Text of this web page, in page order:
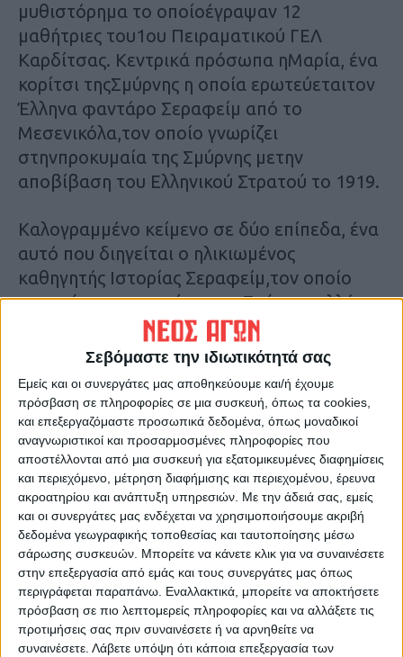
Σεβόμαστε την ιδιωτικότητά σας
Εμείς και οι συνεργάτες μας αποθηκεύουμε και/ή έχουμε
πρόσβαση σε πληροφορίες σε μια συσκευή, όπως τα cookies,
και επεξεργαζόμαστε προσωπικά δεδομένα, όπως μοναδικοί
αναγνωριστικοί και προσαρμοσμένες πληροφορίες που
αποστέλλονται από μια συσκευή για εξατομικευμένες διαφημίσεις
και περιεχόμενο, μέτρηση διαφήμισης και περιεχομένου, έρευνα
ακροατηρίου και ανάπτυξη υπηρεσιών. Με την άδειά σας, εμείς
και οι συνεργάτες μας ενδέχεται να χρησιμοποιήσουμε ακριβή
δεδομένα γεωγραφικής τοποθεσίας και ταυτοποίησης μέσω
σάρωσης συσκευών. Μπορείτε να κάνετε κλικ για να συναινέσετε
στην επεξεργασία από εμάς και τους συνεργάτες μας όπως
περιγράφεται παραπάνω. Εναλλακτικά, μπορείτε να αποκτήσετε
πρόσβαση σε πιο λεπτομερείς πληροφορίες και να αλλάξετε τις
προτιμήσεις σας πριν συναινέσετε ή να αρνηθείτε να
συναινέσετε. Λάβετε υπόψη ότι κάποια επεξεργασία των
μυθιστόρημα το οποίοέγραψαν 12
μαθήτριες του1ου Πειραματικού ΓΕΛ
Καρδίτσας. Κεντρικά πρόσωπα ηΜαρία, ένα
κορίτσι τηςΣμύρνης η οποία ερωτεύεταιτον
Έλληνα φαντάρο Σεραφείμ από το
Μεσενικόλα,τον οποίο γνωρίζει
στηνπροκυμαία της Σμύρνης μετην
αποβίβαση του Ελληνικού Στρατού το 1919.
Καλογραμμένο κείμενο σε δύο επίπεδα, ένα
αυτό που διηγείται ο ηλικιωμένος
καθηγητής Ιστορίας Σεραφείμ,τον οποίο
ερωτεύτηκε το κορίτσι της Σμύρνης αλλά
μετην καταστροφή ξεψύχησεστα χέρια του.
Το άλλο επίπεδο εξελίσσεται το διάστημα
1919 – 1922, όπου οίδιος υπηρετεί ως
νεαρόςστρατιώτης. Με έμμεσοτρόπο
αναφέρονται ιστορικάστοιχεία, ενώ
παράλληλαπροβάλλονται παλαιές
φωτογραφίες από τα ειρηνικάχρόνια της
Σμύρνης, καθώςκαι από τις μέρες της
καταστροφής.
Αναλυτικότερα στην έντυπη έκδοση του «Νέου
Αγώνα»
Τελευταίες Ειδήσεις Σήμερα